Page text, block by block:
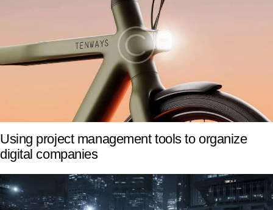
Using project management tools to organize
digital companies